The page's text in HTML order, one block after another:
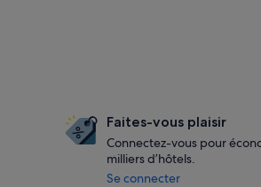
Faites-vous plaisir
Connectez-vous pour
milliers d’hôtels.
Se connecter